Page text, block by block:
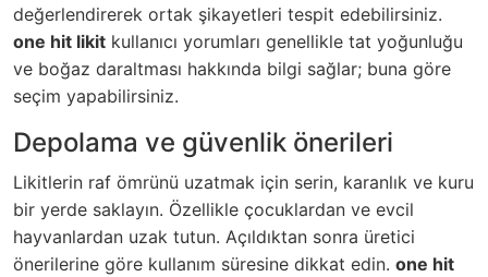
değerlendirerek ortak şikayetleri tespit edebilirsiniz.
one hit likit kullanıcı yorumları genellikle tat yoğunluğu
ve boğaz daraltması hakkında bilgi sağlar; buna göre
seçim yapabilirsiniz.
Depolama ve güvenlik önerileri
Likitlerin raf ömrünü uzatmak için serin, karanlık ve kuru
bir yerde saklayın. Özellikle çocuklardan ve evcil
hayvanlardan uzak tutun. Açıldıktan sonra üretici
önerilerine göre kullanım süresine dikkat edin. one hit